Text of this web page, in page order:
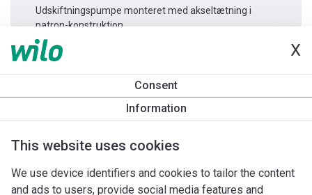
X
Consent
Information
This website uses cookies
We use device identifiers and cookies to tailor the content
and ads to users, provide social media features and
Udskiftningspumpe monteret med akseltætning i
patron-konstruktion.
Produktinformation
Helix V 605-1/16/E/KS/400-50